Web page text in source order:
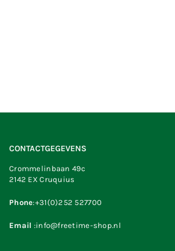
CONTACTGEGEVENS
Crommelinbaan 49c
2142 EX Cruquius
Phone:+31(0)252 527700
Email :info@freetime-shop.nl